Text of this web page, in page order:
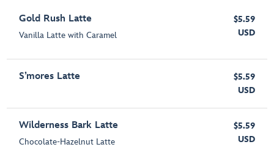
Gold Rush Latte
Vanilla Latte with Caramel
$5.59
USD
S’mores Latte
$5.59
USD
Wilderness Bark Latte
Chocolate-Hazelnut Latte
$5.59
USD